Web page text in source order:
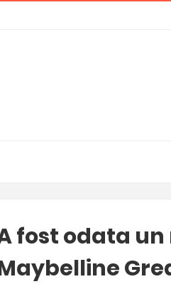
fost odata